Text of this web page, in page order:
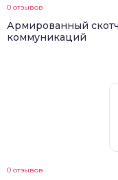
0 отзывов
Армированный
коммуникаций
0 отзывов